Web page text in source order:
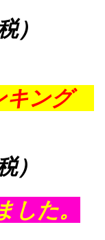
）
キング
）
した。